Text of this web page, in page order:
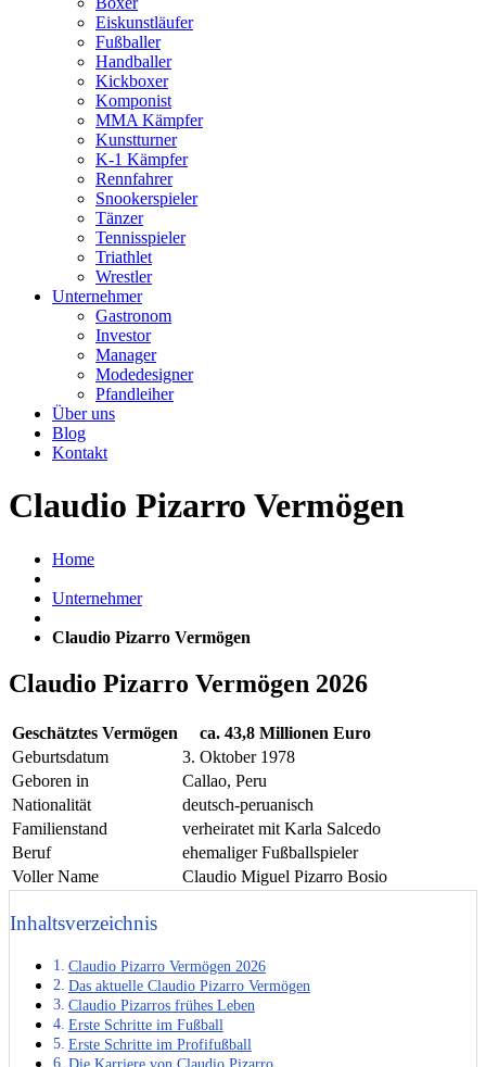
Eiskunstläufer
Fußballer
Handballer
Kickboxer
Komponist
MMA Kämpfer
Kunstturner
K-1 Kämpfer
Rennfahrer
Snookerspieler
Tänzer
Tennisspieler
Triathlet
Wrestler
Unternehmer
Gastronom
Investor
Manager
Modedesigner
Pfandleiher
Über uns
Blog
Kontakt
Claudio Pizarro Vermögen
Home
Unternehmer
Claudio Pizarro Vermögen
Claudio Pizarro Vermögen 2026
Geschätztes Vermögen
ca. 43,8 Millionen Euro
Geburtsdatum
3. Oktober 1978
Geboren in
Callao, Peru
Nationalität
deutsch-peruanisch
Familienstand
verheiratet mit Karla Salcedo
Beruf
ehemaliger Fußballspieler
Voller Name
Claudio Miguel Pizarro Bosio
Inhaltsverzeichnis
Claudio Pizarro Vermögen 2026
Das aktuelle Claudio Pizarro Vermögen
Claudio Pizarros frühes Leben
Erste Schritte im Fußball
Erste Schritte im Profifußball